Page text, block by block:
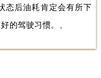
态后油耗肯定会有所下
的驾驶习惯。、